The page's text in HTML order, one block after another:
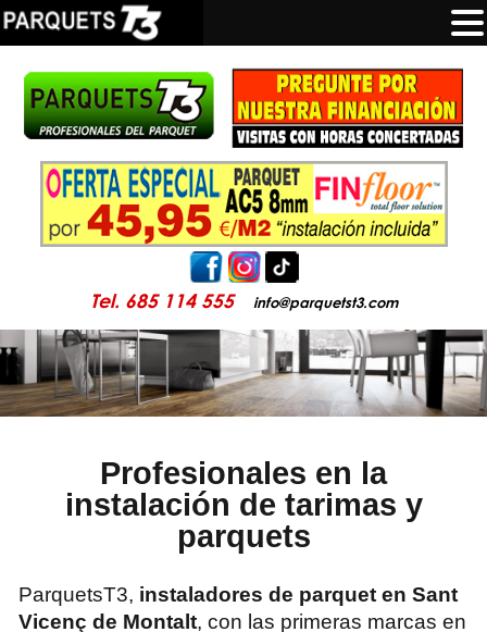
Tel. 685 114 555 info@parquetst3.com
Profesionales en la
instalación de tarimas y
parquets
ParquetsT3, instaladores de parquet en Sant
Vicenç de Montalt, con las primeras marcas en